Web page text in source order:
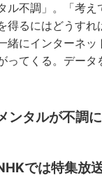
ル不調」。「考
るにはどうす
にインターネ
てくる。データ
タルが不調
では特集放